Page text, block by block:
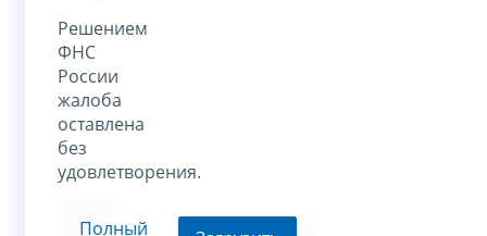
Решением
ФНС
России
жалоба
оставлена
без
удовлетворения.
Полный